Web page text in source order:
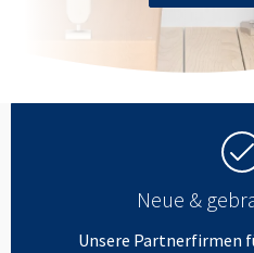
Neue &
Unsere Partnerfirmen